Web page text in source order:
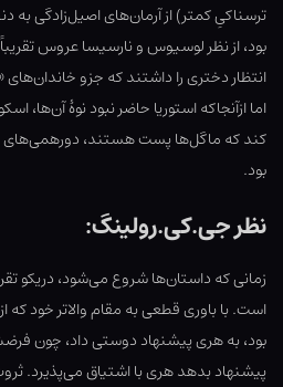
ترسناکیِ کمتر) از آرمان‌های اصیل‌زادگی به
بود، از نظر لوسیوس و نارسیسا عروس تقریباً
انتظار دختری را داشتند که جزو
اما ازآنجاکه استوریا حاضر نبود نوهٔ آن‌ها،
کند که ماگل‌ها پست هستند، دورهمی‌های
بود.
نظر جی.کی.رولینگ:
زمانی که داستان‌ها شروع می‌شود، دریکو
است. با باوری قطعی به مقام والاتر خود که
بود، به هری پیشنهاد دوستی داد، چون
پیشنهاد بدهد هری با اشتیاق می‌پذیرد. ثروت